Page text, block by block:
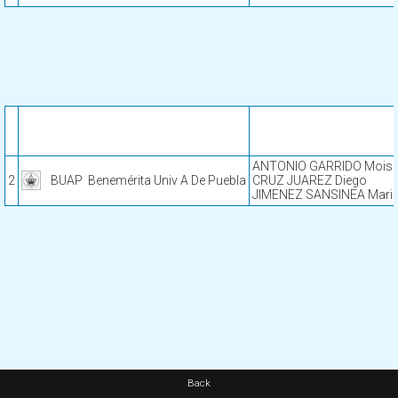
2 BUAP Benemérita Univ A De Puebla
ANTONIO GARRIDO
CRUZ JUAREZ Diego
JIMENEZ SANSINEA
Back